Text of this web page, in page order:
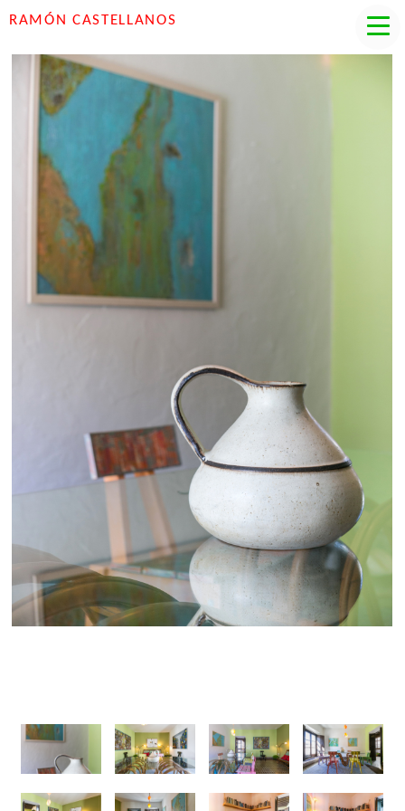
RAMÓN CASTELLANOS